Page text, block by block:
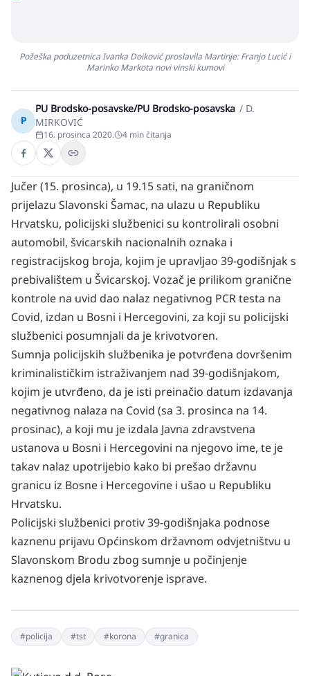
Požeška poduzetnica Ivanka Doiković proslavila Martinje: Franjo Lucić i
Marinko Markota novi vinski kumovi
P
PU Brodsko-posavske/PU Brodsko-posavska / D.
MIRKOVIĆ
16. prosinca 2020. 4 min čitanja
Jučer (15. prosinca), u 19.15 sati, na graničnom
prijelazu Slavonski Šamac, na ulazu u Republiku
Hrvatsku, policijski službenici su kontrolirali osobni
automobil, švicarskih nacionalnih oznaka i
registracijskog broja, kojim je upravljao 39-godišnjak s
prebivalištem u Švicarskoj. Vozač je prilikom granične
kontrole na uvid dao nalaz negativnog PCR testa na
Covid, izdan u Bosni i Hercegovini, za koji su policijski
službenici posumnjali da je krivotvoren.
Sumnja policijskih službenika je potvrđena dovršenim
kriminalističkim istraživanjem nad 39-godišnjakom,
kojim je utvrđeno, da je isti preinačio datum izdavanja
negativnog nalaza na Covid (sa 3. prosinca na 14.
prosinac), a koji mu je izdala Javna zdravstvena
ustanova u Bosni i Hercegovini na njegovo ime, te je
takav nalaz upotrijebio kako bi prešao državnu
granicu iz Bosne i Hercegovine i ušao u Republiku
Hrvatsku.
Policijski službenici protiv 39-godišnjaka podnose
kaznenu prijavu Općinskom državnom odvjetništvu u
Slavonskom Brodu zbog sumnje u počinjenje
kaznenog djela krivotvorenje isprave.
#policija #tst #korona #granica